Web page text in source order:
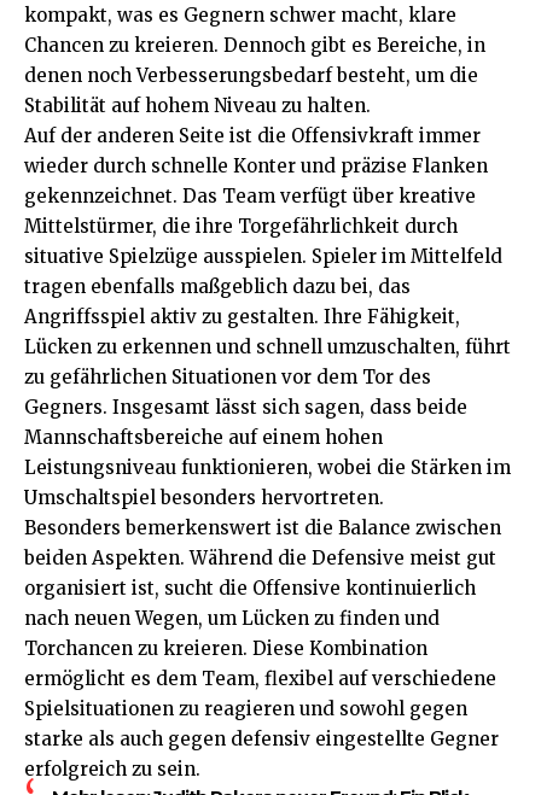
kompakt, was es Gegnern schwer macht, klare
Chancen zu kreieren. Dennoch gibt es Bereiche, in
denen noch Verbesserungsbedarf besteht, um die
Stabilität auf hohem Niveau zu halten.
Auf der anderen Seite ist die Offensivkraft immer
wieder durch schnelle Konter und präzise Flanken
gekennzeichnet. Das Team verfügt über kreative
Mittelstürmer, die ihre Torgefährlichkeit durch
situative Spielzüge ausspielen. Spieler im Mittelfeld
tragen ebenfalls maßgeblich dazu bei, das
Angriffsspiel aktiv zu gestalten. Ihre Fähigkeit,
Lücken zu erkennen und schnell umzuschalten, führt
zu gefährlichen Situationen vor dem Tor des
Gegners. Insgesamt lässt sich sagen, dass beide
Mannschaftsbereiche auf einem hohen
Leistungsniveau funktionieren, wobei die Stärken im
Umschaltspiel besonders hervortreten.
Besonders bemerkenswert ist die Balance zwischen
beiden Aspekten. Während die Defensive meist gut
organisiert ist, sucht die Offensive kontinuierlich
nach neuen Wegen, um Lücken zu finden und
Torchancen zu kreieren. Diese Kombination
ermöglicht es dem Team, flexibel auf verschiedene
Spielsituationen zu reagieren und sowohl gegen
starke als auch gegen defensiv eingestellte Gegner
erfolgreich zu sein.